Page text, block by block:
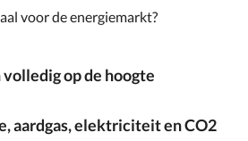
voor de energiemarkt?
op de hoogte
aardgas, elektriciteit en CO2